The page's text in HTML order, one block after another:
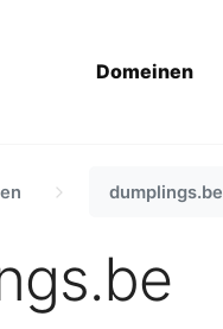
Domeinen
dumplings.be